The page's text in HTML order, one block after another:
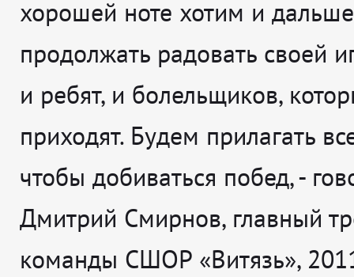
хорошей ноте хотим и дальше
продолжать радовать своей
и ребят, и болельщиков,
приходят. Будем прилагать
чтобы добиваться побед, -
Дмитрий Смирнов, главный
команды СШОР «Витязь»,